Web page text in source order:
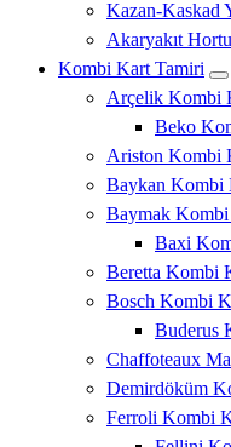
Kazan-Kaskad
Akaryakıt
Kombi Kart Tamiri
Arçelik Kombi
Beko
Ariston Kombi
Baykan Kombi
Baymak
Baxi
Beretta Kombi
Bosch Kombi
Buderus
Chaffoteaux
Demirdöküm
Ferroli Kombi